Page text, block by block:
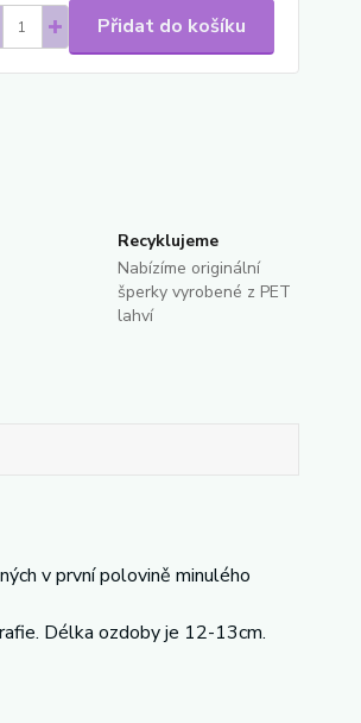
Přidat do košíku
Recyklujeme
Nabízíme originální
šperky vyrobené z PET
lahví
v první polovině minulého
Délka ozdoby je 12-13cm.